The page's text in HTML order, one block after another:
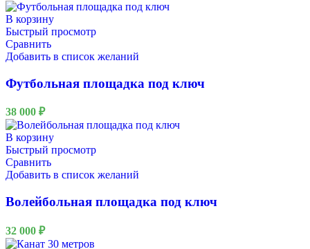
В корзину
Быстрый просмотр
Сравнить
Добавить в список желаний
Футбольная площадка под ключ
38 000 ₽
В корзину
Быстрый просмотр
Сравнить
Добавить в список желаний
Волейбольная площадка под ключ
32 000 ₽